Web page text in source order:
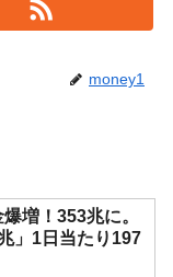
money1
増！353兆に。
」1日当たり197